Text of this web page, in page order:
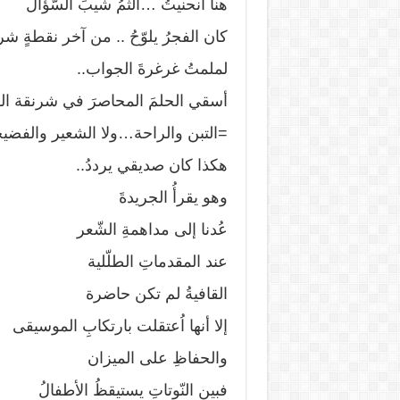
هنا انحنيتُ …ألثمُ شيبَ السّؤال
كان الفجرُ يلوّحُ .. من آخر نقطةٍ
لملمتُ غرغرةَ الجواب..
أسقي الحلمَ المحاصرَ في شرنقة
=التبن والراحة…ولا الشعير
هكذا كان صديقي يرددُ..
وهو يقرأُ الجريدةَ
عُدنا إلى مداهمةِ الشّعر
عند المقدماتِ الطلّلية
القافيةُ لم تكن حاضرة
إلا أنها اُعتقلت بارتكابِ الموسيقى
والحفاظِ على الميزان
فبين النّوتاتِ يستيقظُ الأطفالُ